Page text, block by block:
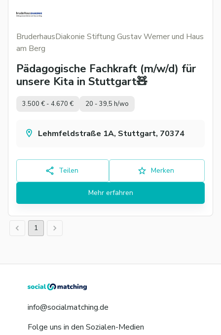
BruderhausDiakonie Stiftung Gustav Werner und Haus
am Berg
Pädagogische Fachkraft (m/w/d) für
unsere Kita in Stuttgart🧸
3.500 € - 4.670 € 20 - 39,5 h/wo
Lehmfeldstraße 1A, Stuttgart, 70374
Teilen Merken
Mehr erfahren
1
info@socialmatching.de
Folge uns in den Sozialen-Medien